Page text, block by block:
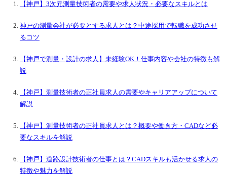
【神戸】3次元測量技術者の需要や求人状況・必要なスキルとは
神戸の測量会社が必要とする求人とは？中途採用で転職を成功させ
るコツ
【神戸で測量・設計の求人】未経験OK！仕事内容や会社の特徴も解
説
【神戸】測量技術者の正社員求人の需要やキャリアアップについて
解説
【神戸】測量技術者の正社員求人とは？概要や働き方・CADなど必
要なスキルを解説
【神戸】道路設計技術者の仕事とは？CADスキルも活かせる求人の
特徴や魅力を解説